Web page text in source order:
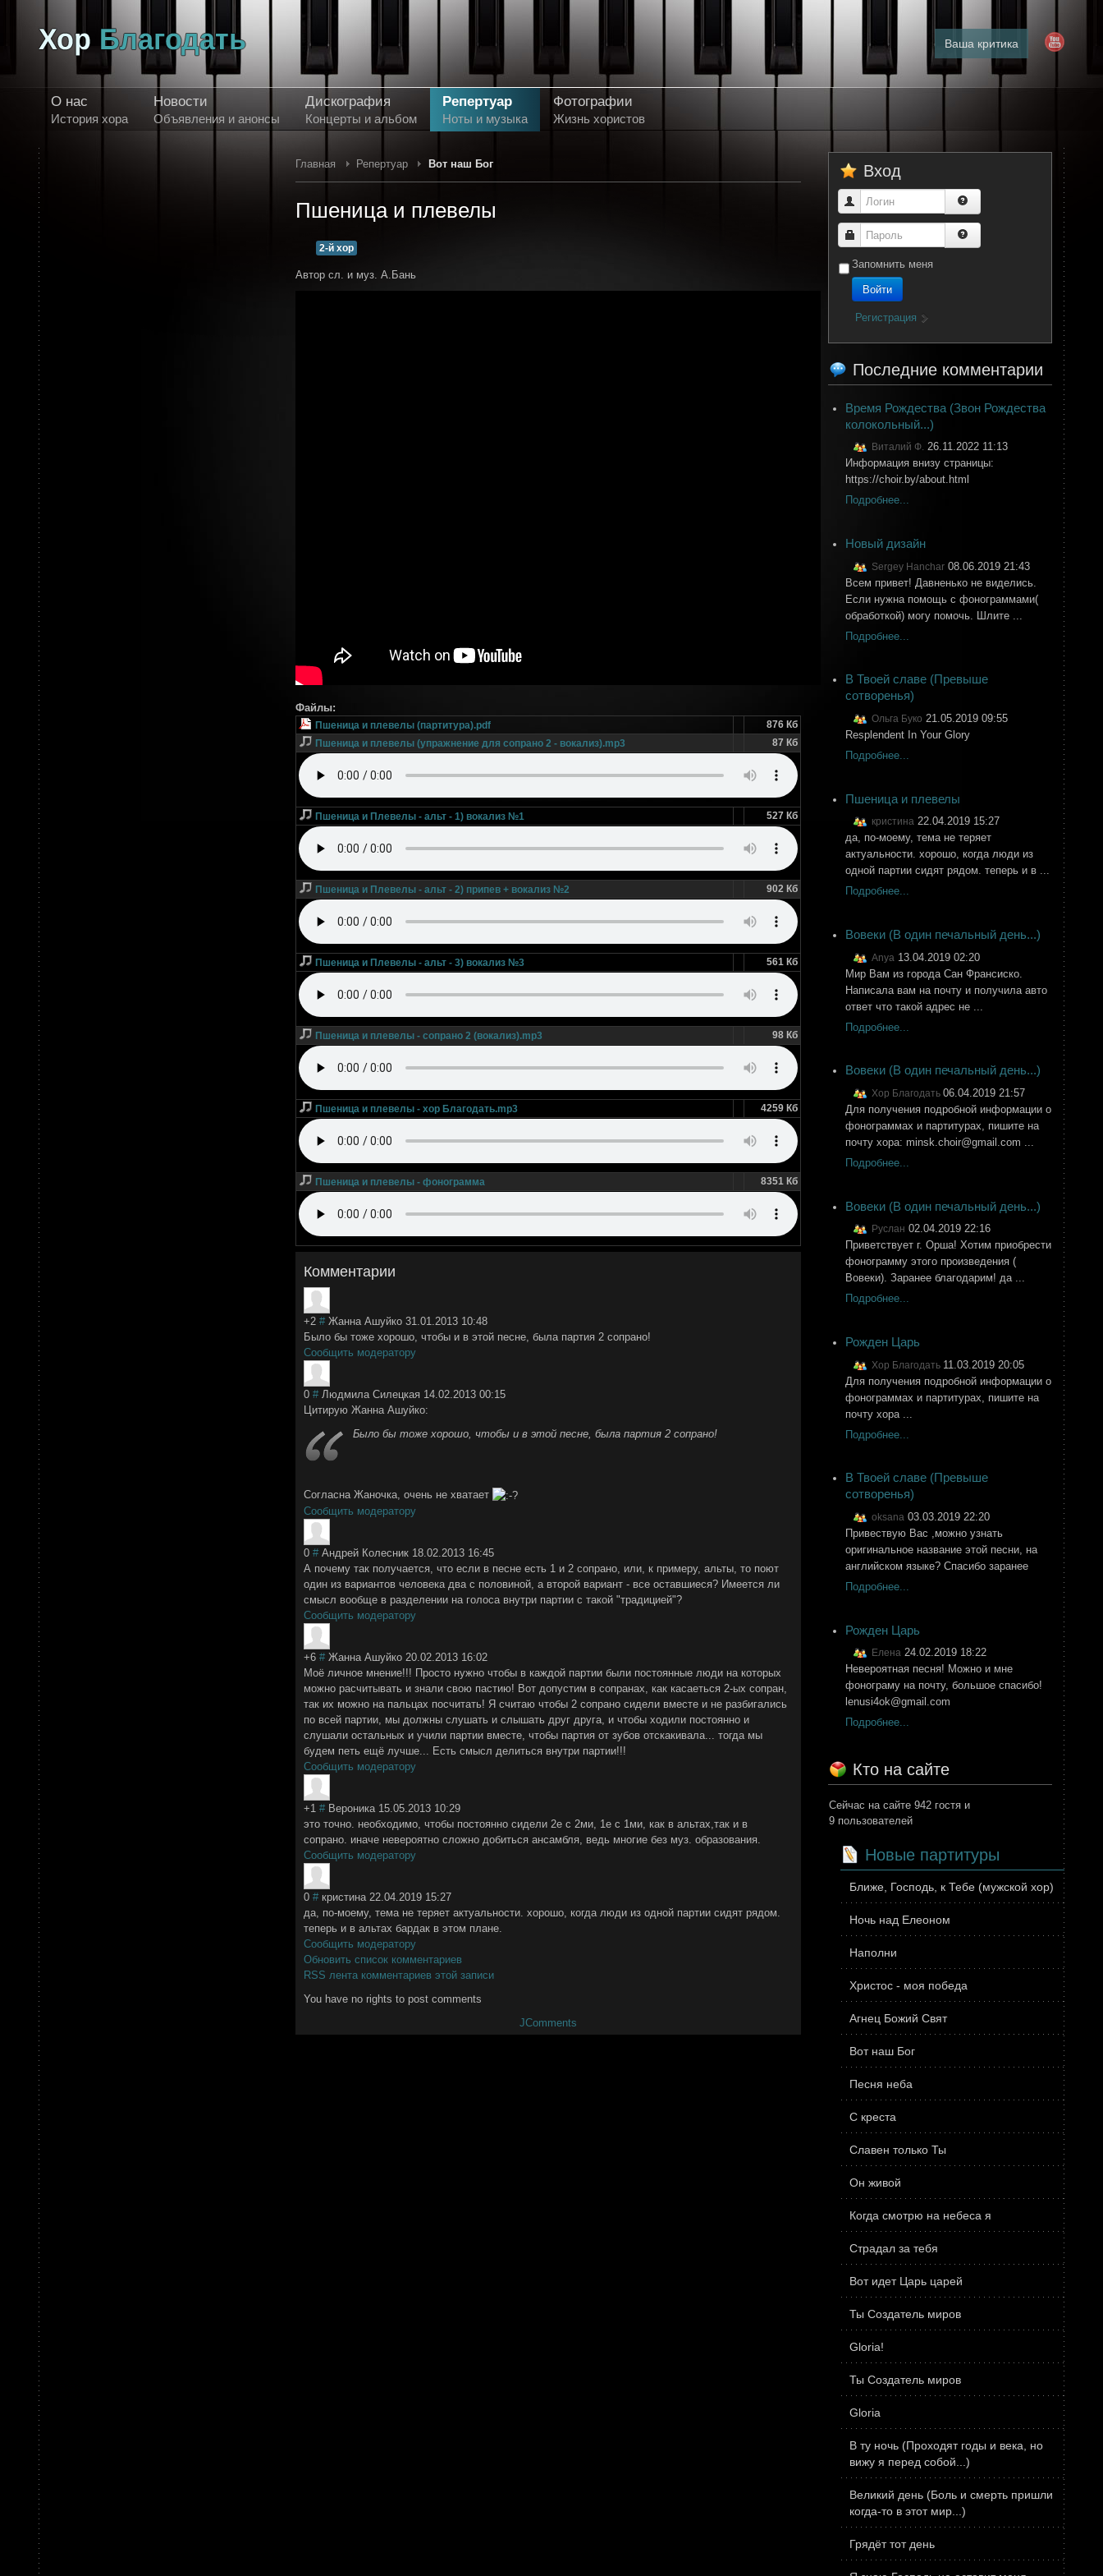
Ваша критика
О нас
История хора
Новости
Объявления и анонсы
Дискография
Концерты и альбом
Репертуар
Ноты и музыка
Фотографии
Жизнь хористов
Главная Репертуар Вот наш Бог
Пшеница и плевелы
2-й хор
Автор сл. и муз. А.Бань
Файлы:
Пшеница и плевелы (партитура).pdf
876 Кб
Пшеница и плевелы (упражнение для сопрано 2 - вокализ).mp3
87 Кб
Пшеница и Плевелы - альт - 1) вокализ №1 527 Кб
Пшеница и Плевелы - альт - 2) припев + вокализ №2 902 Кб
Пшеница и Плевелы - альт - 3) вокализ №3 561 Кб
Пшеница и плевелы - сопрано 2 (вокализ).mp3 98 Кб
Пшеница и плевелы - хор Благодать.mp3 4259 Кб
Пшеница и плевелы - фонограмма 8351 Кб
Комментарии
+2 # Жанна Ашуйко 31.01.2013 10:48
Было бы тоже хорошо, чтобы и в этой песне, была партия 2 сопрано!
Сообщить модератору
0 # Людмила Силецкая 14.02.2013 00:15
Цитирую Жанна Ашуйко:
Было бы тоже хорошо, чтобы и в этой песне, была партия 2 сопрано!
Согласна Жаночка, очень не хватает
Сообщить модератору
0 # Андрей Колесник 18.02.2013 16:45
А почему так получается, что если в песне есть 1 и 2 сопрано, или, к примеру, альты, то поют
один из вариантов человека два с половиной, а второй вариант - все оставшиеся? Имеется ли
смысл вообще в разделении на голоса внутри партии с такой "традицией"?
Сообщить модератору
+6 # Жанна Ашуйко 20.02.2013 16:02
Моё личное мнение!!! Просто нужно чтобы в каждой партии были постоянные люди на которых
можно расчитывать и знали свою пастию! Вот допустим в сопранах, как касаеться 2-ых сопран,
так их можно на пальцах посчитать! Я считаю чтобы 2 сопрано сидели вместе и не разбигались
по всей партии, мы должны слушать и слышать друг друга, и чтобы ходили постоянно и
слушали остальных и учили партии вместе, чтобы партия от зубов отскакивала... тогда мы
будем петь ещё лучше... Есть смысл делиться внутри партии!!!
Сообщить модератору
+1 # Вероника 15.05.2013 10:29
это точно. необходимо, чтобы постоянно сидели 2е с 2ми, 1е с 1ми, как в альтах,так и в
сопрано. иначе невероятно сложно добиться ансамбля, ведь многие без муз. образования.
Сообщить модератору
0 # кристина 22.04.2019 15:27
да, по-моему, тема не теряет актуальности. хорошо, когда люди из одной партии сидят рядом.
теперь и в альтах бардак в этом плане.
Сообщить модератору
Обновить список комментариев
RSS лента комментариев этой записи
You have no rights to post comments
JComments
Вход
Логин
Пароль
Запомнить меня
Войти
Регистрация
Последние комментарии
Время Рождества (Звон Рождества
колокольный...)
Виталий Ф. 26.11.2022 11:13
Информация внизу страницы:
https://choir.by/about.html
Подробнее...
Новый дизайн
Sergey Hanchar 08.06.2019 21:43
Всем привет! Давненько не виделись.
Если нужна помощь с фонограммами(
обработкой) могу помочь. Шлите ...
Подробнее...
В Твоей славе (Превыше
сотворенья)
Ольга Буко 21.05.2019 09:55
Resplendent In Your Glory
Подробнее...
Пшеница и плевелы
кристина 22.04.2019 15:27
да, по-моему, тема не теряет
актуальности. хорошо, когда люди из
одной партии сидят рядом. теперь и в ...
Подробнее...
Вовеки (В один печальный день...)
Anya 13.04.2019 02:20
Мир Вам из города Сан Франсиско.
Написала вам на почту и получила авто
ответ что такой адрес не ...
Подробнее...
Вовеки (В один печальный день...)
Хор Благодать 06.04.2019 21:57
Для получения подробной информации о
фонограммах и партитурах, пишите на
почту хора: minsk.сhoir@gmail.com ...
Подробнее...
Вовеки (В один печальный день...)
Руслан 02.04.2019 22:16
Приветствует г. Орша! Хотим приобрести
фонограмму этого произведения (
Вовеки). Заранее благодарим! да ...
Подробнее...
Рожден Царь
Хор Благодать 11.03.2019 20:05
Для получения подробной информации о
фонограммах и партитурах, пишите на
почту хора ...
Подробнее...
В Твоей славе (Превыше
сотворенья)
oksana 03.03.2019 22:20
Привествую Вас ,можно узнать
оригинальное название этой песни, на
английском языке? Спасибо заранее
Подробнее...
Рожден Царь
Елена 24.02.2019 18:22
Невероятная песня! Можно и мне
фонограму на почту, большое спасибо!
lenusi4ok@gmail.com
Подробнее...
Кто на сайте
Сейчас на сайте 942 гостя и
9 пользователей
Новые партитуры
Ближе, Господь, к Тебе (мужской хор)
Ночь над Елеоном
Наполни
Христос - моя победа
Агнец Божий Свят
Вот наш Бог
Песня неба
С креста
Славен только Ты
Он живой
Когда смотрю на небеса я
Страдал за тебя
Вот идет Царь царей
Ты Создатель миров
Gloria!
Ты Создатель миров
Gloria
В ту ночь (Проходят годы и века, но
вижу я перед собой...)
Великий день (Боль и смерть пришли
когда-то в этот мир...)
Грядёт тот день